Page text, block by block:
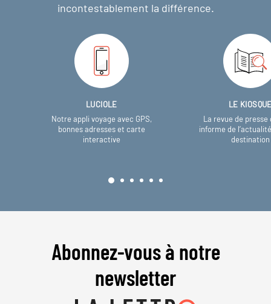
incontestablement la différence.
LUCIOLE
Notre appli voyage avec GPS,
bonnes adresses et carte
interactive
LE
La revue de presse
informe de
destination
Abonnez-vous à notre
newsletter